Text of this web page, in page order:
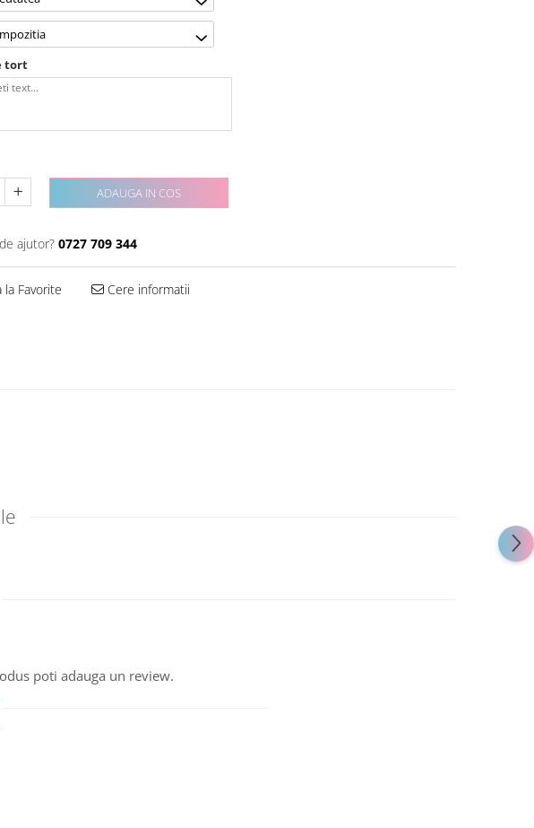
tort
ADAUGA IN COS
ajutor? 0727 709 344
la Favorite Cere informatii
poti adauga un review.